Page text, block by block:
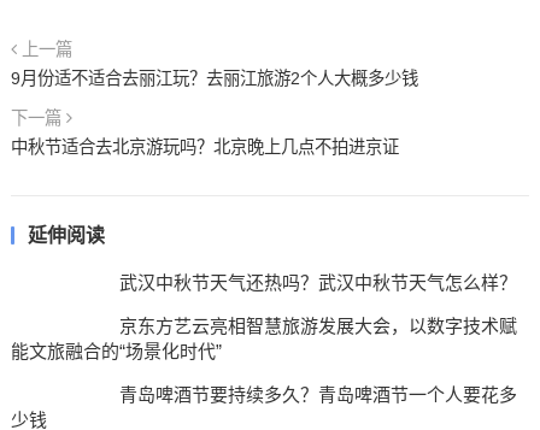
上一篇
9月份适不适合去丽江玩？去丽江旅游2个人大概多少钱
下一篇
中秋节适合去北京游玩吗？北京晚上几点不拍进京证
延伸阅读
武汉中秋节天气还热吗？武汉中秋节天气怎么样？
京东方艺云亮相智慧旅游发展大会，以数字技术赋
能文旅融合的“场景化时代”
青岛啤酒节要持续多久？青岛啤酒节一个人要花多
少钱